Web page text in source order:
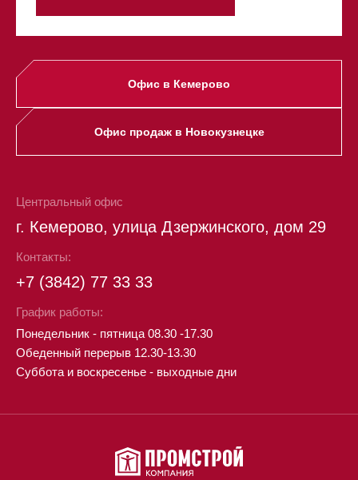
Офис в Кемерово
Офис продаж в Новокузнецке
Центральный офис
г. Кемерово, улица Дзержинского, дом 29
Контакты:
+7 (3842) 77 33 33
График работы:
Понедельник - пятница 08.30 -17.30
Обеденный перерыв 12.30-13.30
Суббота и воскресенье - выходные дни